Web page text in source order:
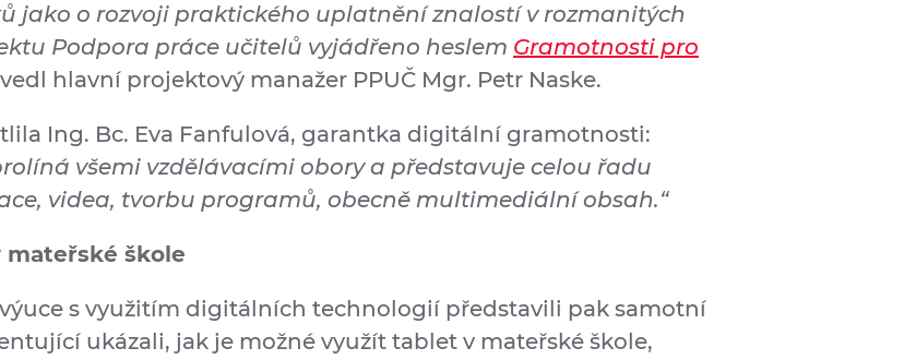
jako o rozvoji praktického uplatnění znalostí v rozmanitých
Podpora práce učitelů vyjádřeno heslem Gramotnosti pro
hlavní projektový manažer PPUČ Mgr. Petr Naske.
Ing. Bc. Eva Fanfulová, garantka digitální gramotnosti:
všemi vzdělávacími obory a představuje celou řadu
videa, tvorbu programů, obecně multimediální obsah.“
škole
s využitím digitálních technologií představili pak samotní
ukázali, jak je možné využít tablet v mateřské škole,